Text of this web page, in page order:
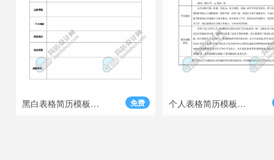
免费
黑白表格简历模板Word格式模板 个人表格简历模板通用下载